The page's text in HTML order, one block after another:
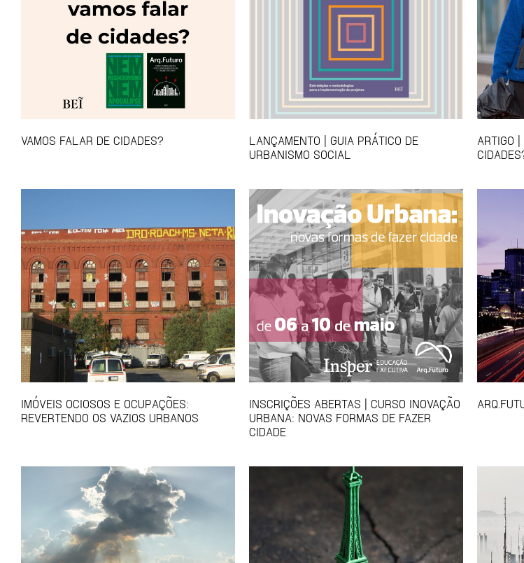
VAMOS FALAR DE CIDADES?
LANÇAMENTO | GUIA PRÁTICO DE
URBANISMO SOCIAL
ARTIGO
IMÓVEIS OCIOSOS E OCUPAÇÕES:
REVERTENDO OS VAZIOS URBANOS
INSCRIÇÕES ABERTAS | CURSO INOVAÇÃO
URBANA: NOVAS FORMAS DE FAZER
CIDADE